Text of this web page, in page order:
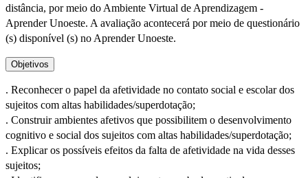
distância, por meio do Ambiente Virtual de Aprendizagem -
Aprender Unoeste. A avaliação acontecerá por meio de questionário
(s) disponível (s) no Aprender Unoeste.
Objetivos
. Reconhecer o papel da afetividade no contato social e escolar dos
sujeitos com altas habilidades/superdotação;
. Construir ambientes afetivos que possibilitem o desenvolvimento
cognitivo e social dos sujeitos com altas habilidades/superdotação;
. Explicar os possíveis efeitos da falta de afetividade na vida desses
sujeitos;